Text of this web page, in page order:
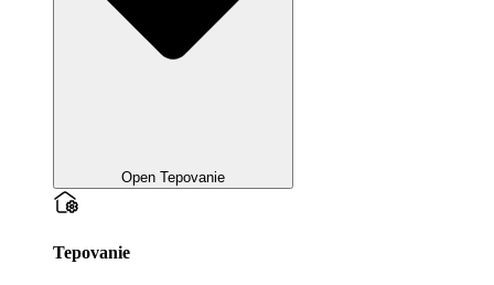
Open Tepovanie
Tepovanie